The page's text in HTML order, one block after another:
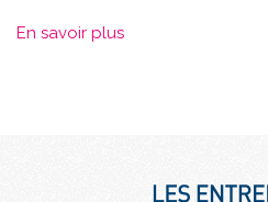
En savoir plus